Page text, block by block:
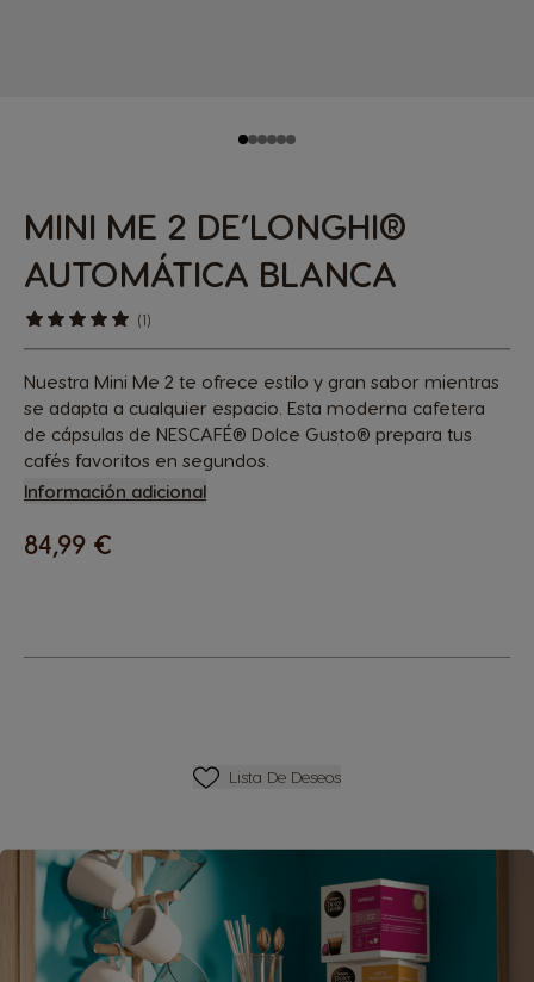
MINI ME 2 DE’LONGHI®
AUTOMÁTICA BLANCA
(1)
Nuestra Mini Me 2 te ofrece estilo y gran sabor mientras
se adapta a cualquier espacio. Esta moderna cafetera
de cápsulas de NESCAFÉ® Dolce Gusto® prepara tus
cafés favoritos en segundos.​
Información adicional
84,99 €
Lista De Deseos
Lista De Deseos